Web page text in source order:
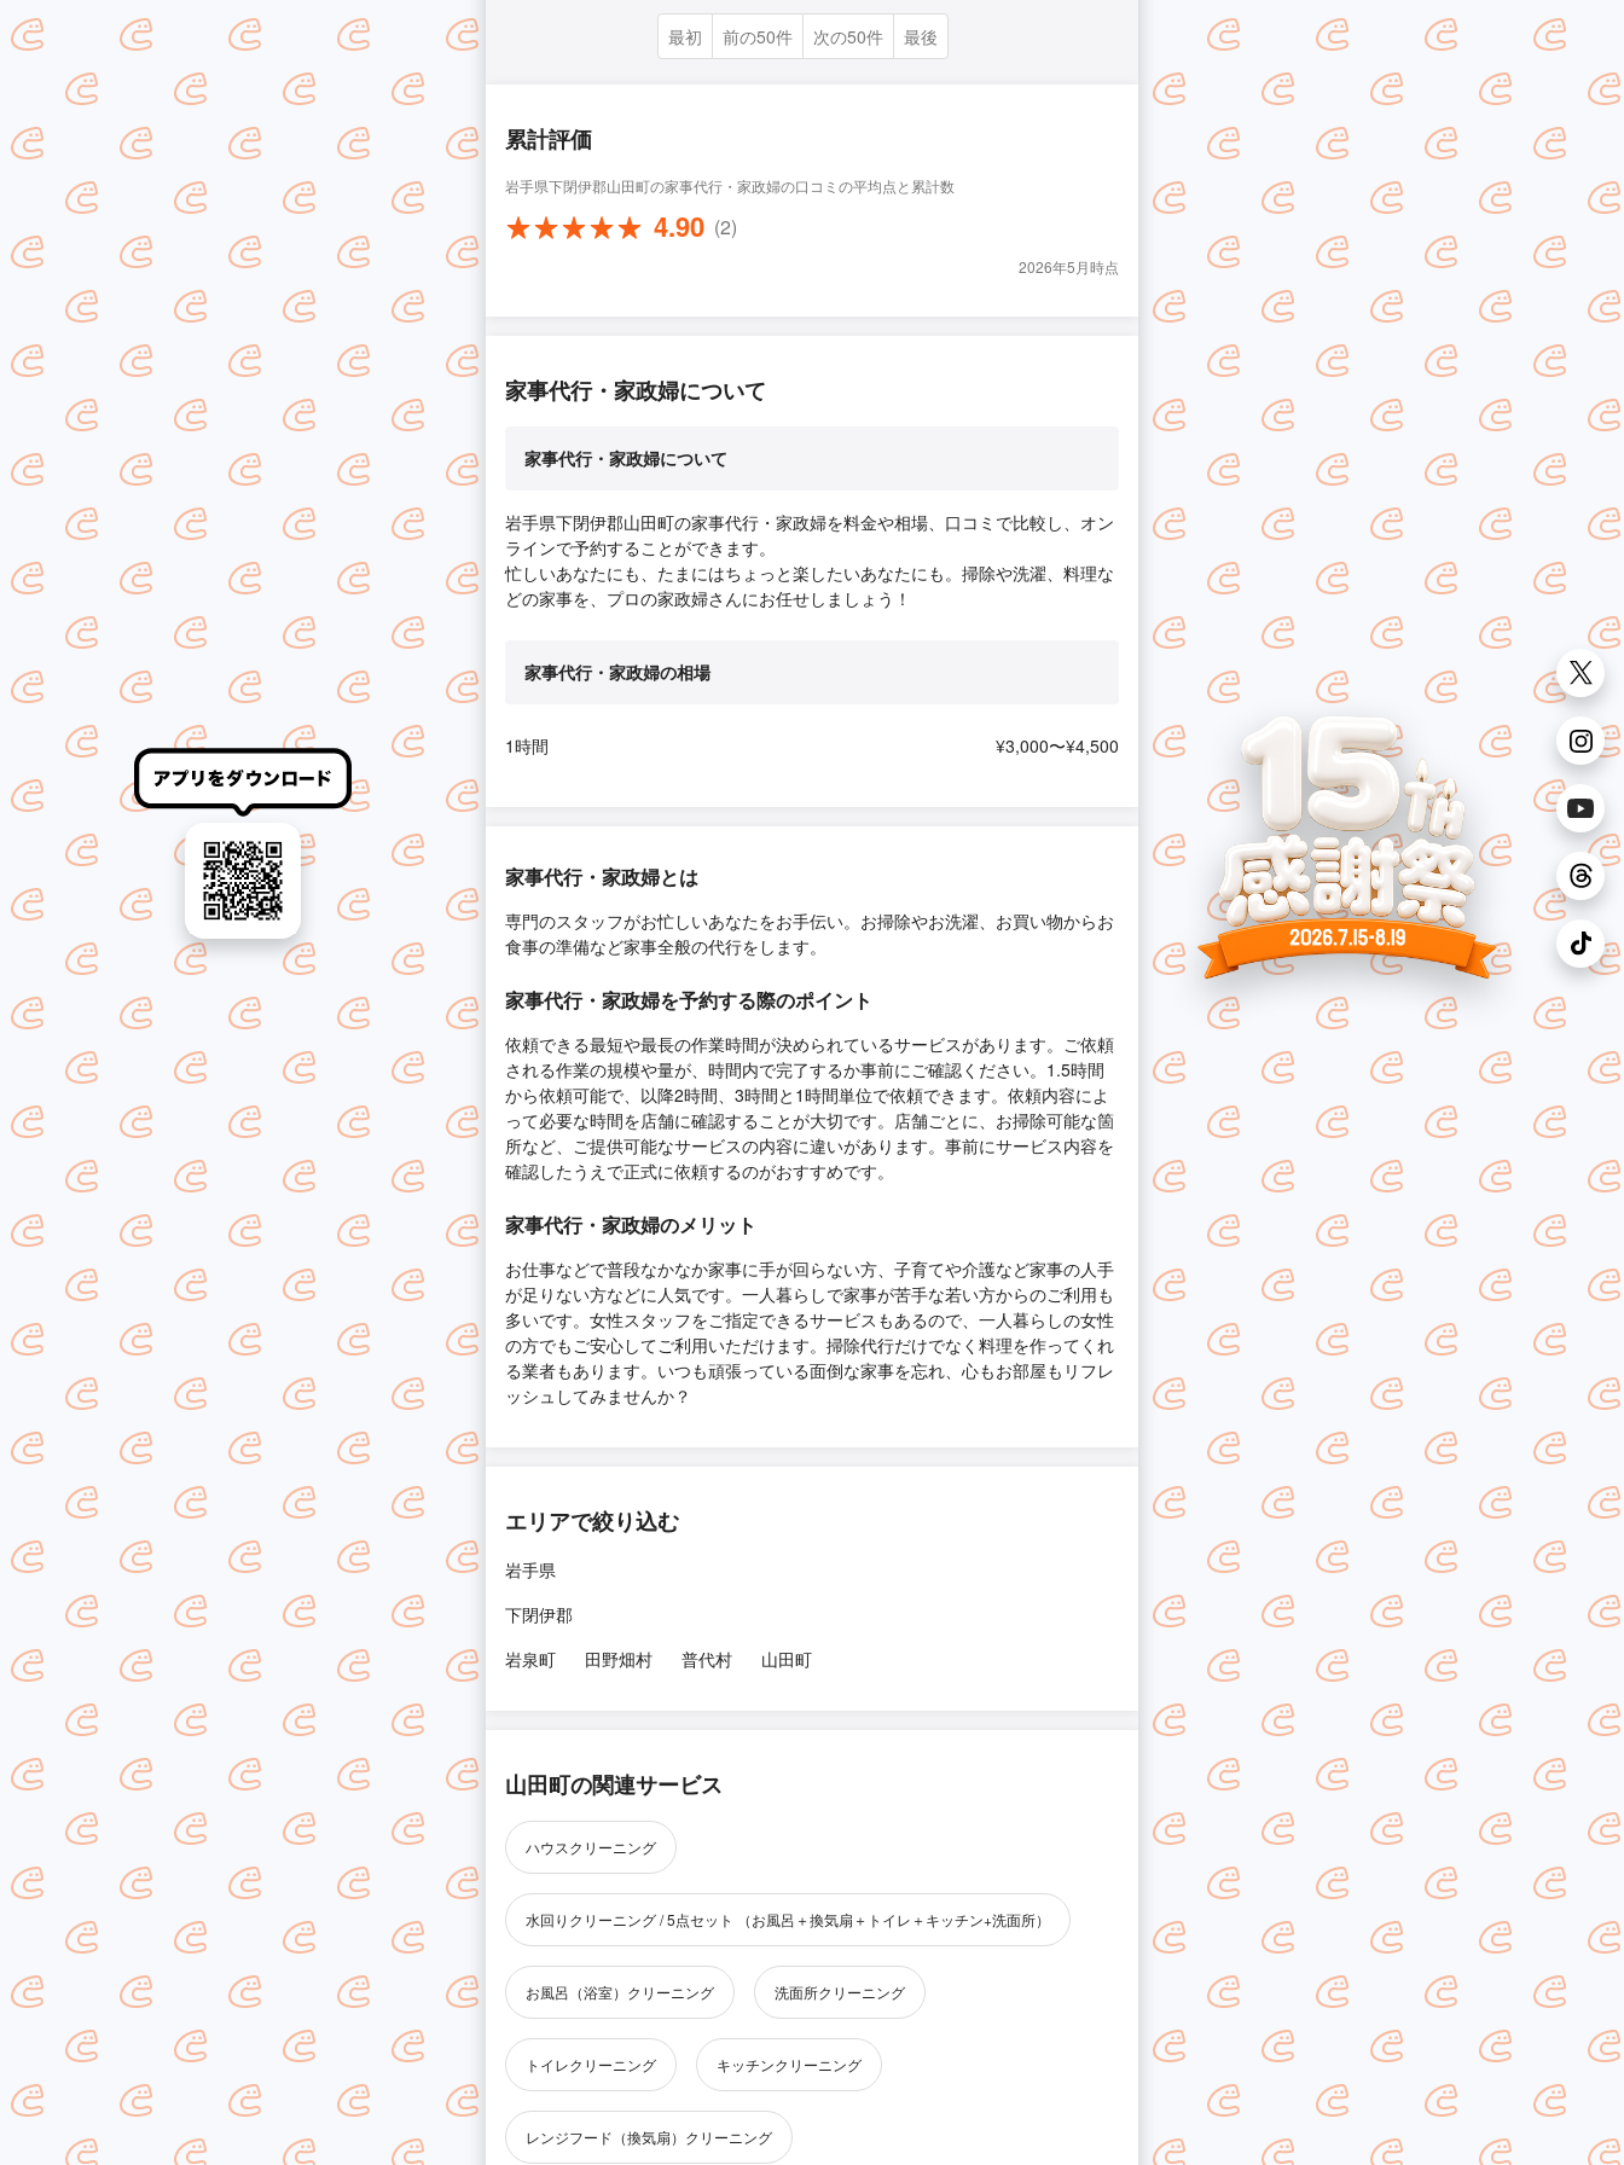
最初 前の50件 次の50件 最後
累計評価
岩手県下閉伊郡山田町の家事代行・家政婦の口コミの平均点と累計数
4.90 (2)
2026年5月時点
家事代行・家政婦について
家事代行・家政婦について
岩手県下閉伊郡山田町の家事代行・家政婦を料金や相場、口コミで比較し、オン
ラインで予約することができます。
忙しいあなたにも、たまにはちょっと楽したいあなたにも。掃除や洗濯、料理な
どの家事を、プロの家政婦さんにお任せしましょう！
家事代行・家政婦の相場
1時間 ¥3,000〜¥4,500
家事代行・家政婦とは
専門のスタッフがお忙しいあなたをお手伝い。お掃除やお洗濯、お買い物からお
食事の準備など家事全般の代行をします。
家事代行・家政婦を予約する際のポイント
依頼できる最短や最長の作業時間が決められているサービスがあります。ご依頼
される作業の規模や量が、時間内で完了するか事前にご確認ください。1.5時間
から依頼可能で、以降2時間、3時間と1時間単位で依頼できます。依頼内容によ
って必要な時間を店舗に確認することが大切です。店舗ごとに、お掃除可能な箇
所など、ご提供可能なサービスの内容に違いがあります。事前にサービス内容を
確認したうえで正式に依頼するのがおすすめです。
家事代行・家政婦のメリット
お仕事などで普段なかなか家事に手が回らない方、子育てや介護など家事の人手
が足りない方などに人気です。一人暮らしで家事が苦手な若い方からのご利用も
多いです。女性スタッフをご指定できるサービスもあるので、一人暮らしの女性
の方でもご安心してご利用いただけます。掃除代行だけでなく料理を作ってくれ
る業者もあります。いつも頑張っている面倒な家事を忘れ、心もお部屋もリフレ
ッシュしてみませんか？
エリアで絞り込む
岩手県
下閉伊郡
岩泉町
田野畑村 普代村 山田町
山田町の関連サービス
ハウスクリーニング
水回りクリーニング / 5点セット （お風呂＋換気扇＋トイレ＋キッチン+洗面所）
お風呂（浴室）クリーニング 洗面所クリーニング
トイレクリーニング キッチンクリーニング
レンジフード（換気扇）クリーニング